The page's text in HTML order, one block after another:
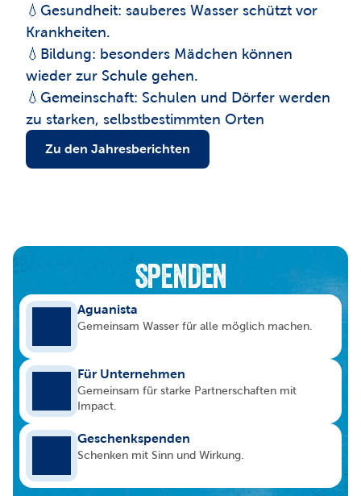
💧Gesundheit: sauberes Wasser schützt vor
Krankheiten.
💧Bildung: besonders Mädchen können
wieder zur Schule gehen.
💧Gemeinschaft: Schulen und Dörfer werden
zu starken, selbstbestimmten Orten
Zu den Jahresberichten
SPENDEN
Aguanista
Gemeinsam Wasser für alle möglich machen.
Für Unternehmen
Gemeinsam für starke Partnerschaften mit
Impact.
Geschenkspenden
Schenken mit Sinn und Wirkung.